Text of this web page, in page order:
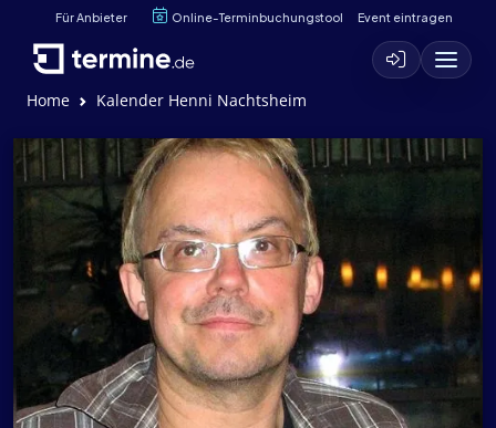
Für Anbieter Online-Terminbuchungstool Event eintragen
Home Kalender Henni Nachtsheim